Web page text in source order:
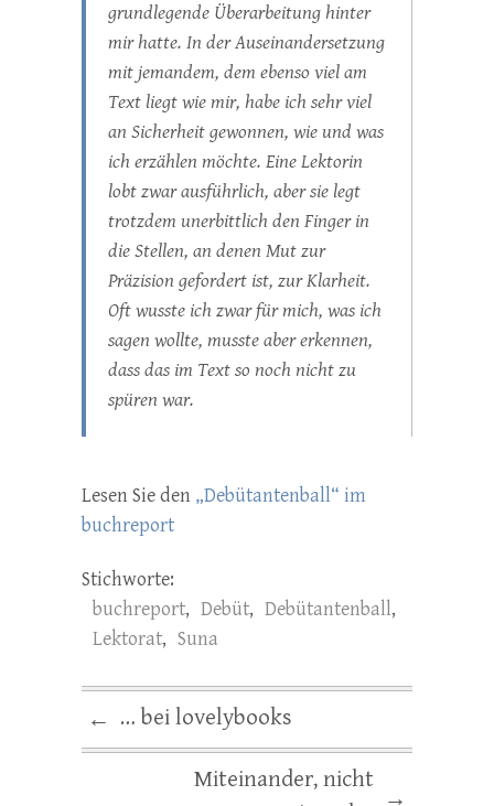
grundlegende Überarbeitung hinter
mir hatte. In der Auseinandersetzung
mit jemandem, dem ebenso viel am
Text liegt wie mir, habe ich sehr viel
an Sicherheit gewonnen, wie und was
ich erzählen möchte. Eine Lektorin
lobt zwar ausführlich, aber sie legt
trotzdem unerbittlich den Finger in
die Stellen, an denen Mut zur
Präzision gefordert ist, zur Klarheit.
Oft wusste ich zwar für mich, was ich
sagen wollte, musste aber erkennen,
dass das im Text so noch nicht zu
spüren war.
Lesen Sie den „Debütantenball“ im
buchreport
Stichworte:
buchreport, Debüt, Debütantenball,
Lektorat, Suna
← … bei lovelybooks
Miteinander, nicht
→